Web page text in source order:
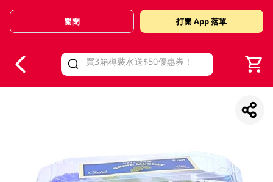
Valid Until 30 June 2026
關閉 打開 App 落單